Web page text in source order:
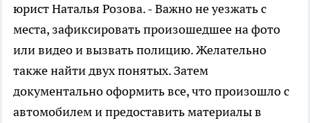
юрист Наталья Розова. - Важно не уезжать с
места, зафиксировать произошедшее на фото
или видео и вызвать полицию. Желательно
также найти двух понятых. Затем
документально оформить все, что произошло с
автомобилем и предоставить материалы в